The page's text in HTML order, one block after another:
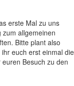
erste Mal zu uns
allgemeinen
Bitte plant also
euch erst einmal die
Besuch zu den